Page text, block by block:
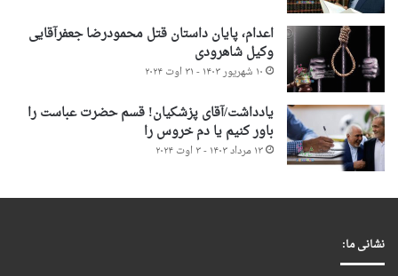
اعدام، پایان داستان قتل محمودرضا جعفرآقایی
وکیل شاهرودی
۱۰ شهریور ۱۴۰۳ - ۳۱ اوت ۲۰۲۴
یادداشت/آقای پزشکیان! قسم حضرت عباست را
باور کنیم یا دم خروس را
۱۳ مرداد ۱۴۰۳ - ۳ اوت ۲۰۲۴
نشانی ما: